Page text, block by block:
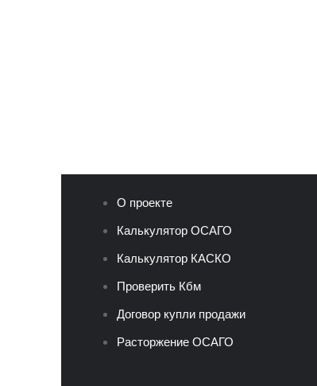
О проекте
Калькулятор ОСАГО
Калькулятор КАСКО
Проверить Кбм
Договор купли продажи
Расторжение ОСАГО